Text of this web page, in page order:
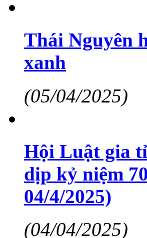
Thái Nguyên
xanh
(05/04/2025)
Hội Luật gia
dịp kỷ niệm
04/4/2025)
(04/04/2025)